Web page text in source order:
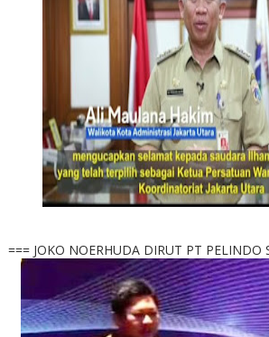
=== JOKO NOERHUDA DIRUT PT PELINDO